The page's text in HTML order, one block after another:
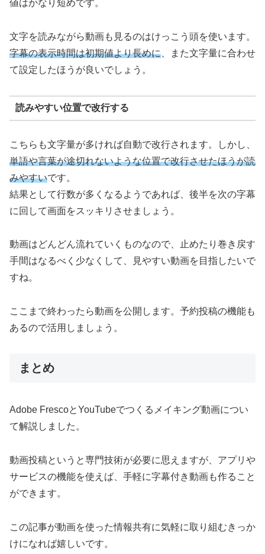
値はかなり短めです。
文字を読みながら動画も見るのはけっこう頭を使います。
字幕の表示時間は初期値より長めに 、また文字量に合わせ
て設定したほうが良いでしょう。
読みやすい位置で改行する
こちらも文字量が多ければ自動で改行されます。しかし、
単語や言葉が途切れないような位置で改行させたほうが読
みやすいです。
結果として行数が多くなるようであれば、後半を次の字幕
に回して画面をスッキリさせましょう。
動画はどんどん流れていくものなので、止めたり巻き戻す
手間はなるべく少なくして、見やすい動画を目指したいで
すね。
ここまで終わったら動画を公開します。予約投稿の機能も
あるので活用しましょう。
まとめ
Adobe FrescoとYouTubeでつくるメイキング動画につい
て解説しました。
動画投稿というと専門技術が必要に思えますが、アプリや
サービスの機能を使えば、手軽に字幕付き動画も作ること
ができます。
この記事が動画を使った情報共有に気軽に取り組むきっか
けになれば嬉しいです。